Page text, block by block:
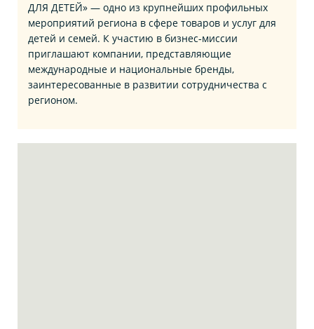
ДЛЯ ДЕТЕЙ» — одно из крупнейших профильных
мероприятий региона в сфере товаров и услуг для
детей и семей. К участию в бизнес‑миссии
приглашают компании, представляющие
международные и национальные бренды,
заинтересованные в развитии сотрудничества с
регионом.